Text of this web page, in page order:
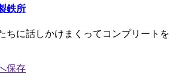
鉄所
ちに話しかけまくってコンプリートを